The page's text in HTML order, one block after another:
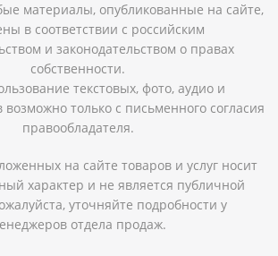
материалы, опубликованные на сайте,
в соответствии с российским
и законодательством о правах
собственности.
текстовых, фото, аудио и
только с письменного согласия
правообладателя.
на сайте товаров и услуг носит
характер и не является публичной
уточняйте подробности у
отдела продаж.